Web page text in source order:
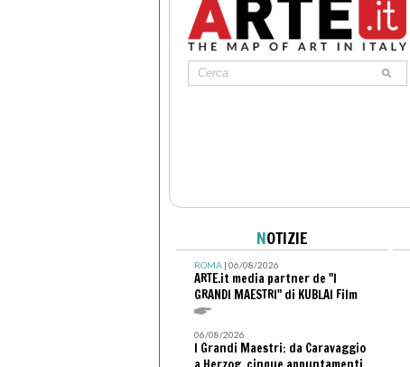
NOTIZIE
ROMA| 06/08/2026
ARTE.it media partner de "I
GRANDI MAESTRI" di KUBLAI Film
06/08/2026
I Grandi Maestri: da Caravaggio